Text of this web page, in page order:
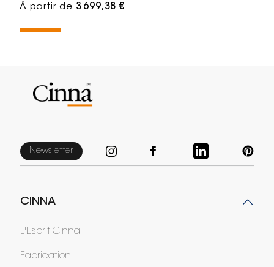
À partir de 3 699,38 €
Newsletter
CINNA
L'Esprit Cinna
Fabrication